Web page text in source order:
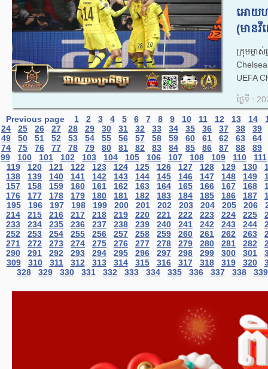
អោយហ
(មានវី
ក្រុមម្ច
UEFA
ថ្ងៃទី :
Previous page 1 2 3 4 5 6 7 8 9 10 11 12 13 14
24
25 26 27 28 29 30 31 32 33 34 35 36 37 38
39
49
50 51 52 53 54 55 56 57 58 59 60 61 62 63
64
74
75 76 77 78 79 80 81 82 83 84 85 86 87 88
89
99
100 101 102 103 104 105 106 107 108 109 110
111
119
120 121 122 123 124 125 126 127 128 129 130
138
139 140 141 142 143 144 145 146 147 148 149
157
158 159 160 161 162 163 164 165 166 167 168
176
177 178 179 180 181 182 183 184 185 186 187
195
196 197 198 199 200 201 202 203 204 205 206
214
215 216 217 218 219 220 221 222 223 224 225
233
234 235 236 237 238 239 240 241 242 243 244
252
253 254 255 256 257 258 259 260 261 262 263
271
272 273 274 275 276 277 278 279 280 281 282
290
291 292 293 294 295 296 297 298 299 300 301
309
310 311 312 313 314 315 316 317 318 319 320
328
329 330 331 332 333 334 335 336 337 338 339